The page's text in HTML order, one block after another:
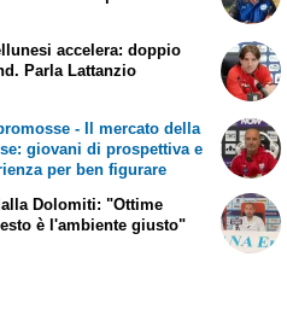
accelera: doppio
Parla Lattanzio
- Il mercato della
giovani di prospettiva e
per ben figurare
Dolomiti: "Ottime
è l'ambiente giusto"